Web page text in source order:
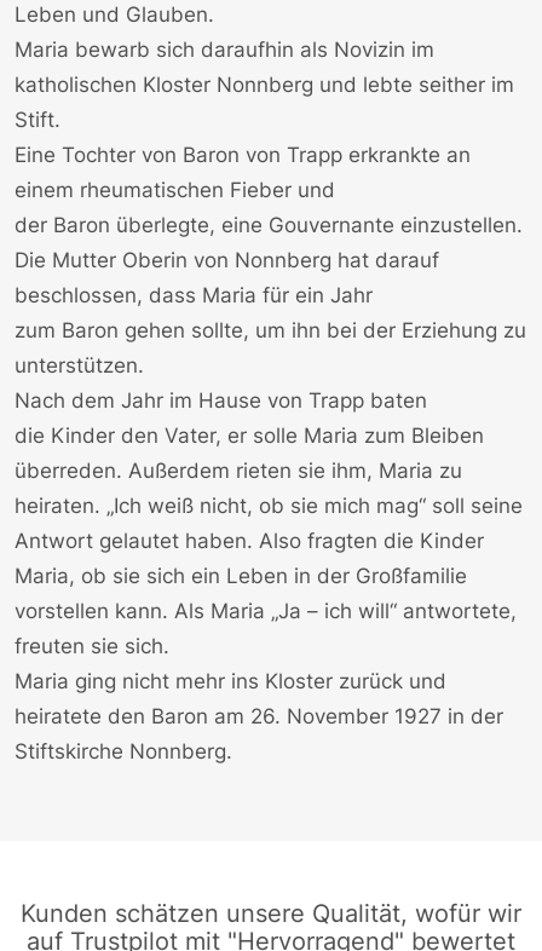
Leben und Glauben.
Maria bewarb sich daraufhin als Novizin im
katholischen Kloster Nonnberg und lebte seither im
Stift.
Eine Tochter von Baron von Trapp erkrankte an
einem rheumatischen Fieber und
der Baron überlegte, eine Gouvernante einzustellen.
Die Mutter Oberin von Nonnberg hat darauf
beschlossen, dass Maria für ein Jahr
zum Baron gehen sollte, um ihn bei der Erziehung zu
unterstützen.
Nach dem Jahr im Hause von Trapp baten
die Kinder den Vater, er solle Maria zum Bleiben
überreden. Außerdem rieten sie ihm, Maria zu
heiraten. „Ich weiß nicht, ob sie mich mag“ soll seine
Antwort gelautet haben. Also fragten die Kinder
Maria, ob sie sich ein Leben in der Großfamilie
vorstellen kann. Als Maria „Ja – ich will“ antwortete,
freuten sie sich.
Maria ging nicht mehr ins Kloster zurück und
heiratete den Baron am 26. November 1927 in der
Stiftskirche Nonnberg.
Kunden schätzen unsere Qualität, wofür wir
auf Trustpilot mit "Hervorragend" bewertet